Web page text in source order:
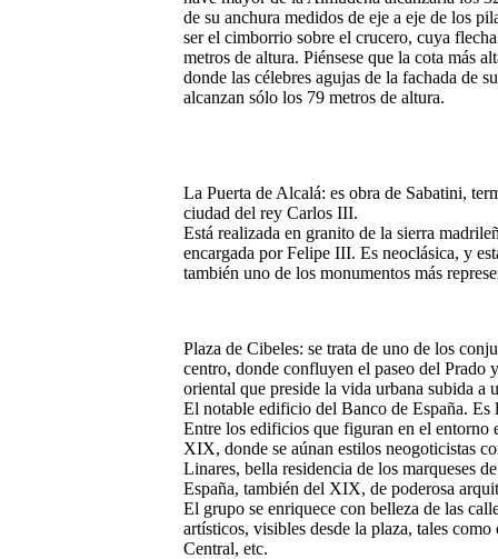
de su anchura medidos de eje a eje de los
ser el cimborrio sobre el crucero, cuya
metros de altura. Piénsese que la cota más
donde las célebres agujas de la fachada de
alcanzan sólo los 79 metros de altura.
La Puerta de Alcalá: es obra de Sabatini,
ciudad del rey Carlos III.
Está realizada en granito de la sierra
encargada por Felipe III. Es neoclásica, y
también uno de los monumentos más
Plaza de Cibeles: se trata de uno de los
centro, donde confluyen el paseo del Prado
oriental que preside la vida urbana subida a
El notable edificio del Banco de España.
Entre los edificios que figuran en el entorno
XIX, donde se aúnan estilos neogoticistas
Linares, bella residencia de los marqueses
España, también del XIX, de poderosa
El grupo se enriquece con belleza de las
artísticos, visibles desde la plaza, tales
Central, etc.